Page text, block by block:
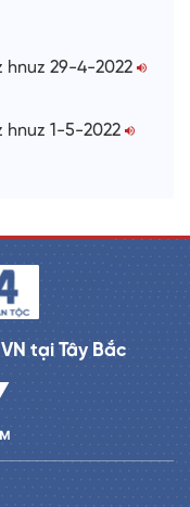
hnuz 29-4-2022
hnuz 1-5-2022
tại Tây Bắc